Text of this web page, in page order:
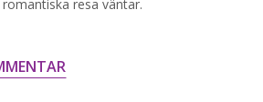
resa väntar.